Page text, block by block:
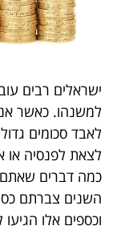
ישראלים רבים
למשנהו. כאשר
לאבד סכומים
לצאת לפנסיה
כמה דברים שאתם
השנים צברתם
וכספים אלו